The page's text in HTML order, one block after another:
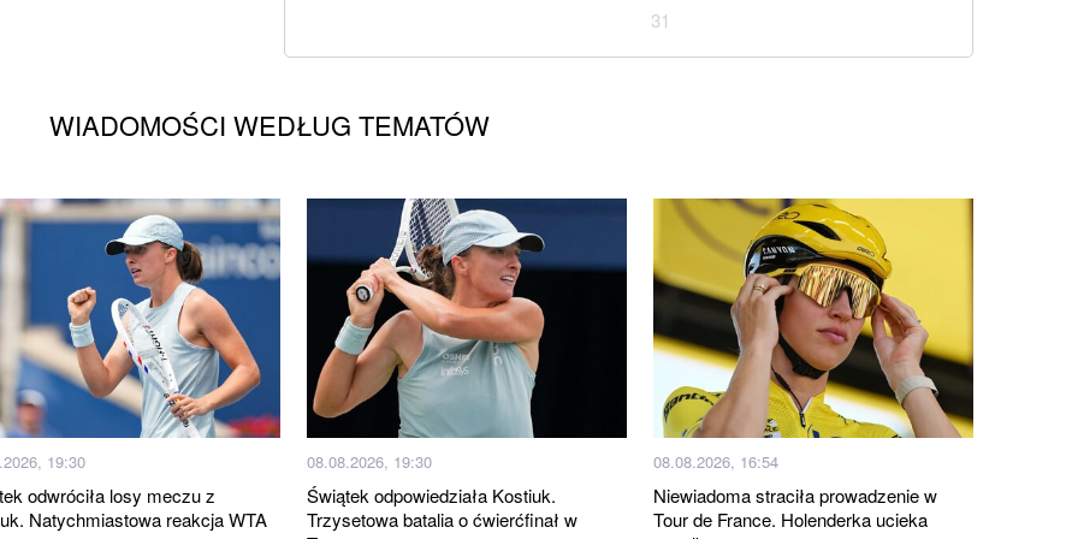
31
WIADOMOŚCI WEDŁUG TEMATÓW
19:30
odwróciła losy meczu z
Natychmiastowa reakcja WTA
08.08.2026, 19:30
Świątek odpowiedziała Kostiuk.
Trzysetowa batalia o ćwierćfinał w
08.08.2026, 16:54
Niewiadoma straciła prowadzenie w
Tour de France. Holenderka ucieka